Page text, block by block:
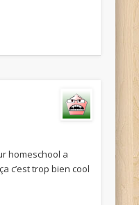
homeschool a
c’est trop bien cool